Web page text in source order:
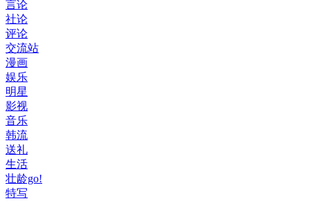
言论
社论
评论
交流站
漫画
娱乐
明星
影视
音乐
韩流
送礼
生活
壮龄go!
特写